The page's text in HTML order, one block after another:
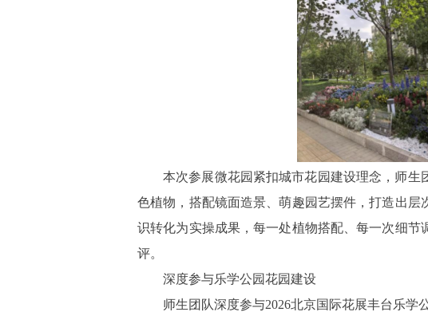
本次参展微花园紧扣城市花园建设理念，师
色植物，搭配镜面造景、萌趣园艺摆件，打造出
识转化为实操成果，每一处植物搭配、每一次细
评。
深度参与乐学公园花园建设
师生团队深度参与2026北京国际花展丰台乐学